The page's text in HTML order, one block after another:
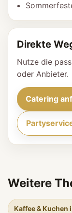
Direkte
Nutze die
oder Anbieter.
Catering
Weitere
Kaffee &